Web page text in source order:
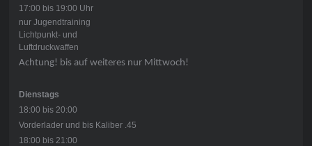
17:00 bis 19:00 Uhr
nur Jugendtraining
Lichtpunkt- und
Luftdruckwaffen
Achtung! bis auf weiteres nur Mittwoch!
Dienstags
18:00 bis 20:00
Vorderlader und bis Kaliber .45
18:00 bis 21:00